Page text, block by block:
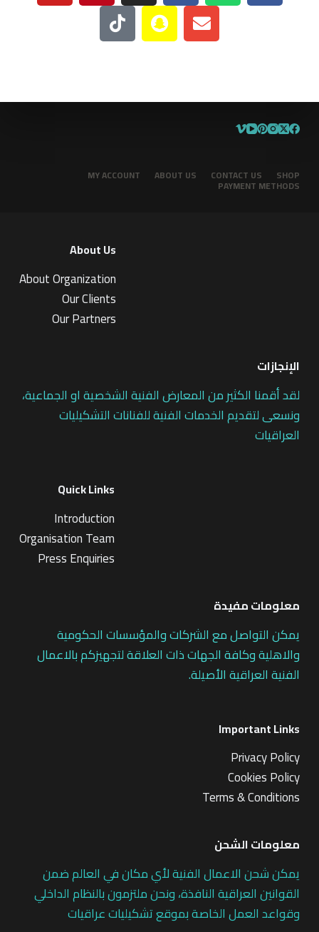
SHOP
CONTACT US
ABOUT US
MY ACCOUNT
PAYMENT METHODS
About Us
About Organization
Our Clients
Our Partners
الإنجازات
لقد أقمنا الكثير من المعارض الفنية الشخصية او الجماعية،
ونسعى لتقديم الخدمات الفنية للفنانات التشكيليات
العراقيات
Quick Links
Introduction
Organisation Team
Press Enquiries
معلومات مفيدة
يمكن التواصل مع الشركات والمؤسسات الحكومية
والاهلية وكافة الجهات ذات العلاقة لتجهيزكم بالاعمال
الفنية العراقية الأصيلة.
Important Links
Privacy Policy
Cookies Policy
Terms & Conditions
معلومات الشحن
يمكن شحن الاعمال الفنية لأي مكان في العالم ضمن
القوانين العراقية النافذة، ونحن ملتزمون بالنظام الداخلي
وقواعد العمل الخاصة بموقع تشكيليات عراقيات